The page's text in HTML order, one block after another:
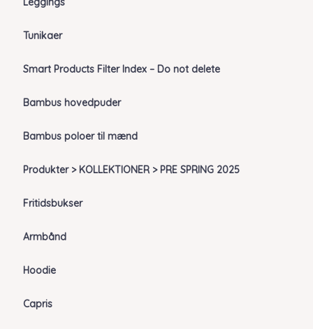
Tunikaer
Smart Products Filter Index – Do not delete
Bambus hovedpuder
Bambus poloer til mænd
Produkter > KOLLEKTIONER > PRE SPRING 2025
Fritidsbukser
Armbånd
Hoodie
Capris